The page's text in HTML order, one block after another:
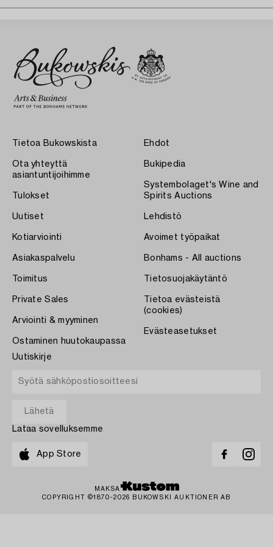
Tietoa Bukowskista
Ota yhteyttä
asiantuntijoihimme
Tulokset
Uutiset
Kotiarviointi
Asiakaspalvelu
Toimitus
Private Sales
Arviointi & myyminen
Ostaminen huutokaupassa
Ehdot
Bukipedia
Systembolaget's Wine and
Spirits Auctions
Lehdistö
Avoimet työpaikat
Bonhams - All auctions
Tietosuojakäytäntö
Tietoa evästeistä
(cookies)
Evästeasetukset
Uutiskirje
Lataa sovelluksemme
App Store
MAKSA
COPYRIGHT ©1870-2026 BUKOWSKI AUKTIONER AB